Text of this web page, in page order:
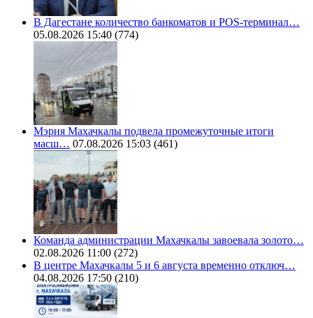
В Дагестане количество банкоматов и POS-терминал…
05.08.2026 15:40 (774)
Мэрия Махачкалы подвела промежуточные итоги
масш… 07.08.2026 15:03 (461)
Команда администрации Махачкалы завоевала золото…
02.08.2026 11:00 (272)
В центре Махачкалы 5 и 6 августа временно отключ…
04.08.2026 17:50 (210)